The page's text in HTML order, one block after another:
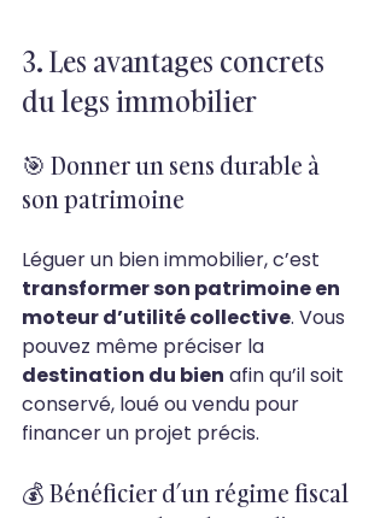
3. Les avantages concrets
du legs immobilier
🎯 Donner un sens durable à
son patrimoine
Léguer un bien immobilier, c’est
transformer son patrimoine en
moteur d’utilité collective. Vous
pouvez même préciser la
destination du bien afin qu’il soit
conservé, loué ou vendu pour
financer un projet précis.
💰 Bénéficier d’un régime fiscal